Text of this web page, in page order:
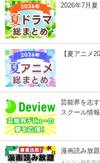
2026年7月夏
【夏アニメ
芸能界を志
スクール情
漫画読み放